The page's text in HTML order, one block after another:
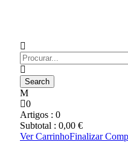
0
Artigos : 0
Subtotal : 0,00 €
Ver CarrinhoFinalizar